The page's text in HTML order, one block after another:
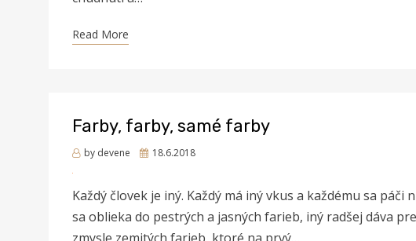
Read More
Farby, farby, samé farby
by devene
Posted
18.6.2018
Každý človek je iný. Každý má iný vkus a každému sa
sa oblieka do pestrých a jasných farieb, iný radšej dáva